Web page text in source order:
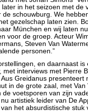
in het seizoen met de
de schouwburg. We
gezelschap laten zien.
München en wij laten
voor de groep. Acteur
Steven Van
personen.”
en daarnaast is
met interviews met Pierre
Greidanus presenteert
in de grote zaal, met Van
voetsporen van zijn
artistiek leider van De
het absurdistische stuk